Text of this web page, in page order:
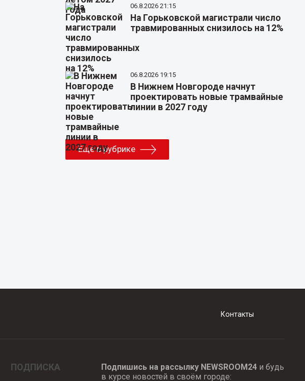
06.8.2026 21:15
На Горьковской магистрали число
травмированных снизилось на 12%
06.8.2026 19:15
В Нижнем Новгороде начнут
проектировать новые трамвайные
линии в 2027 году
Еще в рубрике
Контакты
ПОДПИСКА Подпишись на рассылку NEWSROOM24и будь
в курсе новостей в своём городе: